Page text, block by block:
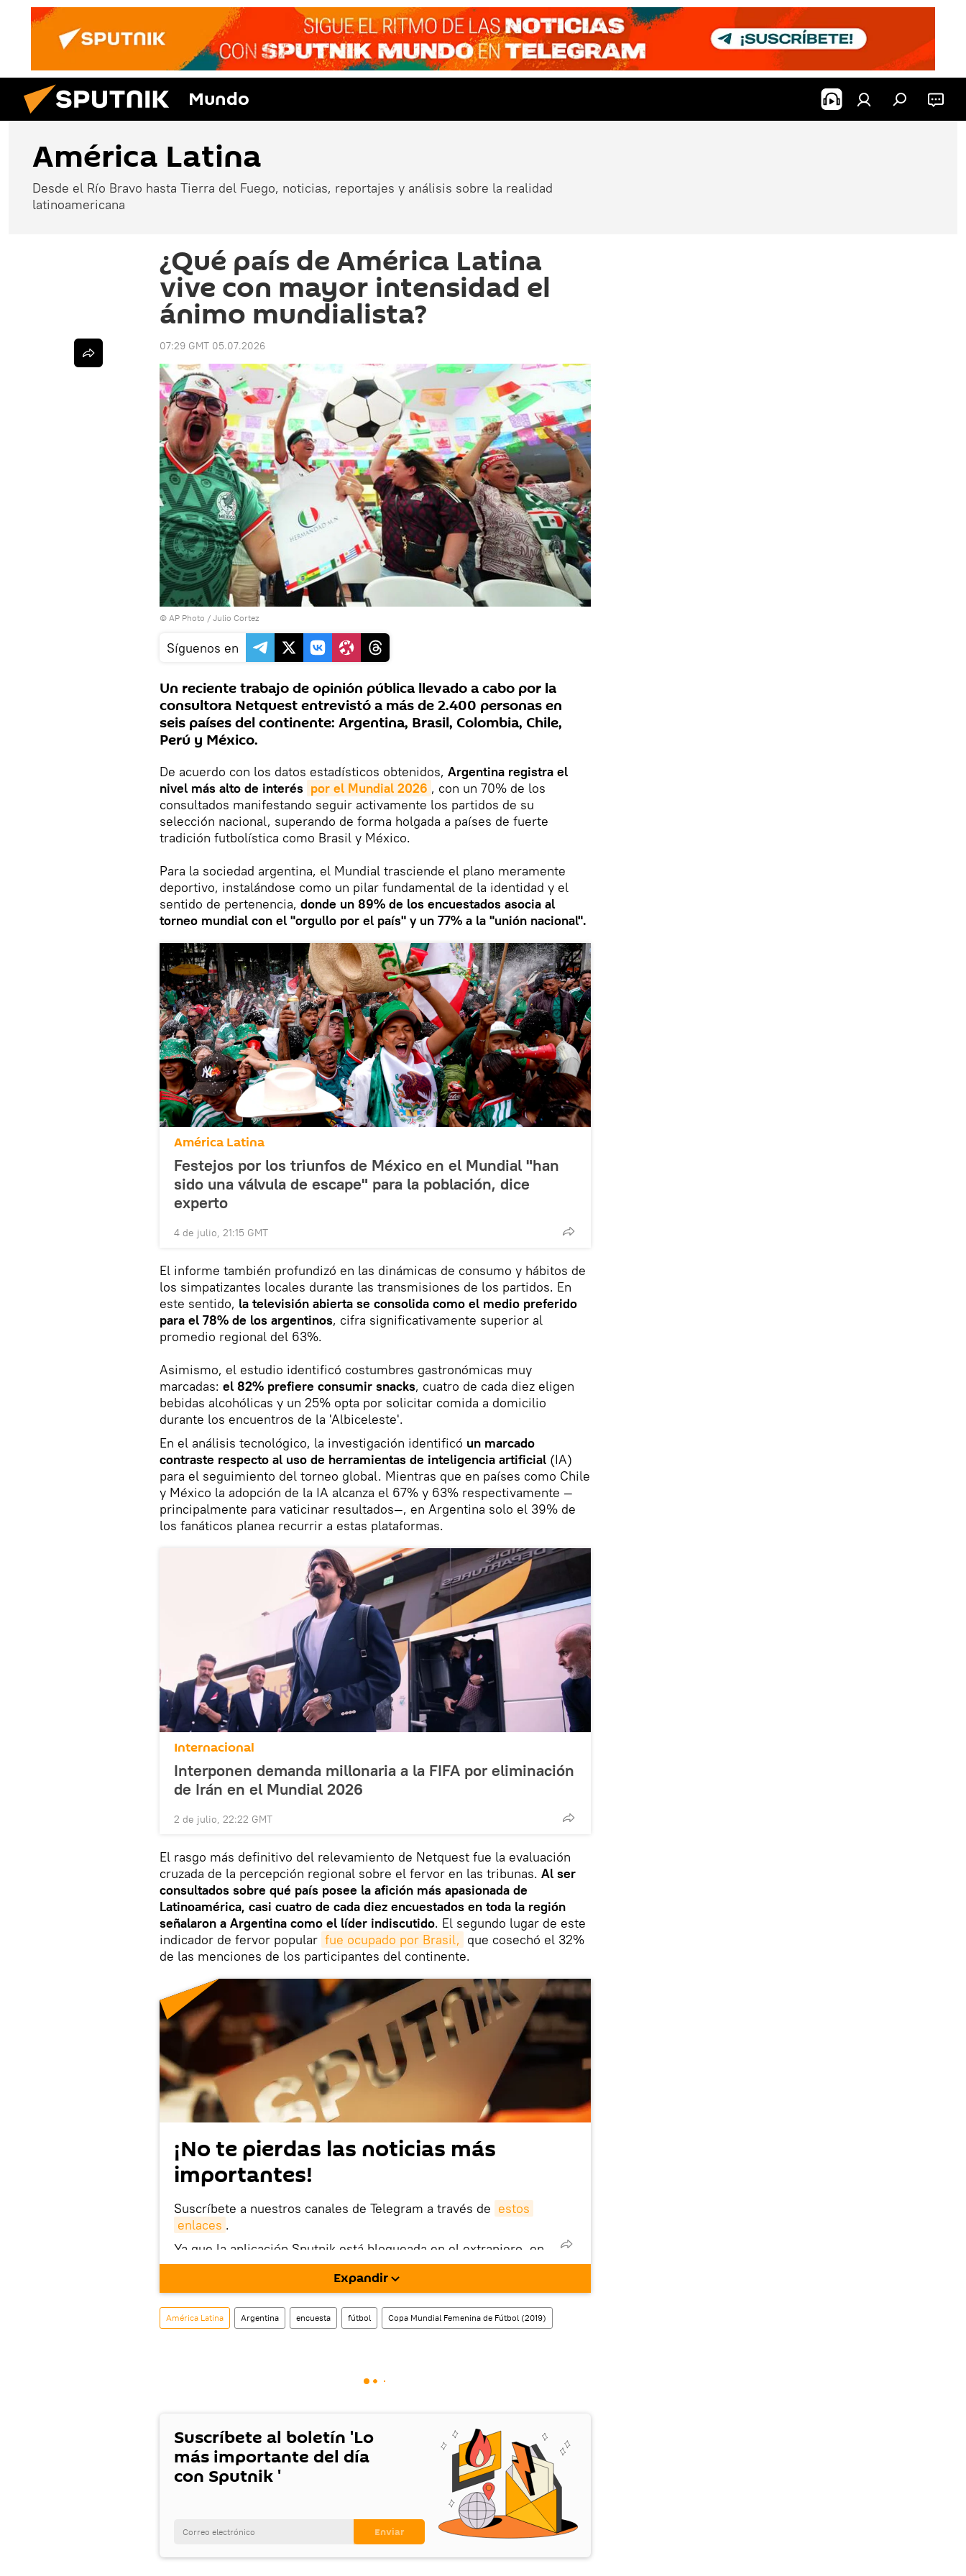
Mundo
América Latina
Desde el Río Bravo hasta Tierra del Fuego, noticias, reportajes y análisis sobre la realidad
latinoamericana
¿Qué país de América Latina
vive con mayor intensidad el
ánimo mundialista?
07:29 GMT 05.07.2026
© AP Photo / Julio Cortez
Síguenos en
Un reciente trabajo de opinión pública llevado a cabo por la
consultora Netquest entrevistó a más de 2.400 personas en
seis países del continente: Argentina, Brasil, Colombia, Chile,
Perú y México.
De acuerdo con los datos estadísticos obtenidos, Argentina registra el
nivel más alto de interés por el Mundial 2026 , con un 70% de los
consultados manifestando seguir activamente los partidos de su
selección nacional, superando de forma holgada a países de fuerte
tradición futbolística como Brasil y México.
Para la sociedad argentina, el Mundial trasciende el plano meramente
deportivo, instalándose como un pilar fundamental de la identidad y el
sentido de pertenencia, donde un 89% de los encuestados asocia al
torneo mundial con el "orgullo por el país" y un 77% a la "unión nacional".
América Latina
Festejos por los triunfos de México en el Mundial "han
sido una válvula de escape" para la población, dice
experto
4 de julio, 21:15 GMT
El informe también profundizó en las dinámicas de consumo y hábitos de
los simpatizantes locales durante las transmisiones de los partidos. En
este sentido, la televisión abierta se consolida como el medio preferido
para el 78% de los argentinos, cifra significativamente superior al
promedio regional del 63%.
Asimismo, el estudio identificó costumbres gastronómicas muy
marcadas: el 82% prefiere consumir snacks, cuatro de cada diez eligen
bebidas alcohólicas y un 25% opta por solicitar comida a domicilio
durante los encuentros de la 'Albiceleste'.
En el análisis tecnológico, la investigación identificó un marcado
contraste respecto al uso de herramientas de inteligencia artificial (IA)
para el seguimiento del torneo global. Mientras que en países como Chile
y México la adopción de la IA alcanza el 67% y 63% respectivamente —
principalmente para vaticinar resultados—, en Argentina solo el 39% de
los fanáticos planea recurrir a estas plataformas.
Internacional
Interponen demanda millonaria a la FIFA por eliminación
de Irán en el Mundial 2026
2 de julio, 22:22 GMT
El rasgo más definitivo del relevamiento de Netquest fue la evaluación
cruzada de la percepción regional sobre el fervor en las tribunas. Al ser
consultados sobre qué país posee la afición más apasionada de
Latinoamérica, casi cuatro de cada diez encuestados en toda la región
señalaron a Argentina como el líder indiscutido. El segundo lugar de este
indicador de fervor popular fue ocupado por Brasil, que cosechó el 32%
de las menciones de los participantes del continente.
¡No te pierdas las noticias más
importantes!
Suscríbete a nuestros canales de Telegram a través de estos
enlaces .
Ya que la aplicación Sputnik está bloqueada en el extranjero, en
este enlace puedes descargarla e instalarla en tu dispositivo
Expandir
América Latina Argentina encuesta fútbol Copa Mundial Femenina de Fútbol (2019)
Suscríbete al boletín 'Lo
más importante del día
con Sputnik '